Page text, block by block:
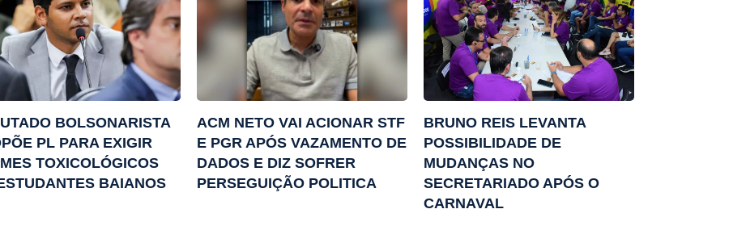
BOLSONARISTA
PL PARA EXIGIR
TOXICOLÓGICOS
BAIANOS
ACM NETO VAI ACIONAR STF
E PGR APÓS VAZAMENTO DE
DADOS E DIZ SOFRER
PERSEGUIÇÃO POLITICA
BRUNO REIS LEVANTA
POSSIBILIDADE DE
MUDANÇAS NO
SECRETARIADO APÓS O
CARNAVAL